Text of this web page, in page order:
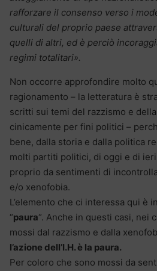
rafforzare il consenso verso i
culturali del proprio paese
quelli di altri, ed è perciò
regimi totalitari».
Non occorre approfondire molto
ragionamento – la letteratura è
scritti sui temi del razzismo e
cinicamente per fini politici –
bene, dalla storia e dalla politica
molti partiti politici, di oggi e di
proprio da sentimenti di
e/o xenofobia.
L’elemento che ci interessa qui è
“paura“. Anche in questi casi, nei
mossi dal razzismo e dalla
l’azione dell’I.H. è la paura.
Per coloro che sono mossi da